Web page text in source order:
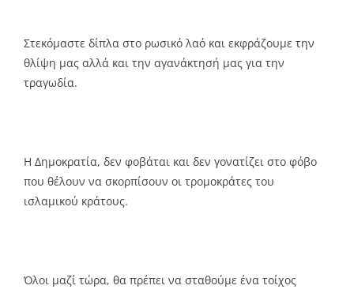
Στεκόμαστε δίπλα στο ρωσικό λαό και εκφράζουμε την
θλίψη μας αλλά και την αγανάκτησή μας για την
τραγωδία.
Η Δημοκρατία, δεν φοβάται και δεν γονατίζει στο φόβο
που θέλουν να σκορπίσουν οι τρομοκράτες του
ισλαμικού κράτους.
Όλοι μαζί τώρα, θα πρέπει να σταθούμε ένα τοίχος